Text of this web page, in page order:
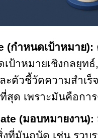
(กำหนดเป้าหมาย):
เป้าหมายเชิงกลยุท
ะตัวชี้วัดความสำเ
สุด เพราะมันคือการ
(มอบหมายงาน):
งที่มันถนัด เช่น รวบ